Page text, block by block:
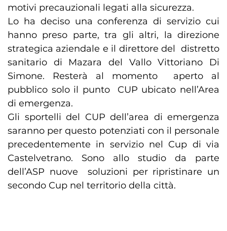
motivi precauzionali legati alla sicurezza.
Lo ha deciso una conferenza di servizio cui
hanno preso parte, tra gli altri, la direzione
strategica aziendale e il direttore del distretto
sanitario di Mazara del Vallo Vittoriano Di
Simone. Resterà al momento aperto al
pubblico solo il punto CUP ubicato nell’Area
di emergenza.
Gli sportelli del CUP dell’area di emergenza
saranno per questo potenziati con il personale
precedentemente in servizio nel Cup di via
Castelvetrano. Sono allo studio da parte
dell’ASP nuove soluzioni per ripristinare un
secondo Cup nel territorio della città.